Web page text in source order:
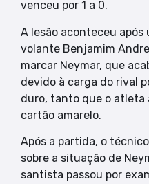
venceu por 1 a 0.
A lesão aconteceu após
volante Benjamim
marcar Neymar, que
devido à carga do rival
duro, tanto que o atleta
cartão amarelo.
Após a partida, o
sobre a situação de
santista passou por